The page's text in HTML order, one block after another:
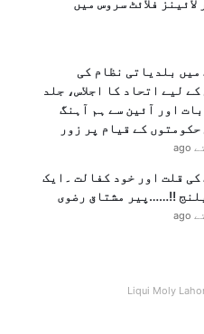
فلائٹ سروس میں
میں بلدیاتی نظام کی
کے لیے اتحاد کا اجلاس، جلد
اور آئین سے ہم آہنگ
حکومتوں کے قیام پر زور
کی قلت اور خود کفالت ۔ایک
!!……پیر مشتاق رضوی
Liqui Moly